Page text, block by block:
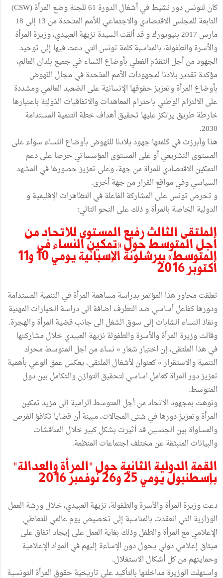
كان لتونس دور نشيط في أشغال الدورة 61 للجنة وضع المرأة (CSW)
التابعة للمجلس الاقتصادي والاجتماعي للأمم المتحدة من 13 إلى 18
مارس 2017 بنيويورك و قد ألقت السيدة نزيهة العبيدي، وزيرة المرأة
والأسرة والطفولة، بالمناسبة كلمة تونس التي دعت فيها إلى توحيد
الجهود من أجل التقدّم الفعلي بأوضاع النّساء في جميع بلدان العالم،
مؤكدة تقدير بلادنا لمجهودات الأمم المتّحدة في مجال النّهوض
بأوضاع المرأة وتعزيز حقوقها الإنسانيّة على الصّعيد العالمي ومشددة
على الالتزام الوطني باحترام المعاهدات والاتفاقيات الدّوليّة باعتبارها
خارطة طريق يرتكز عليها تحقيق أهداف خطة التنمية المستدامة
2030.
هذا وأبرزت في كلمتها جهود بلادنا للنّهوض بأوضاع النّساء سواء على
المستوى التشريعي أو على المستوى المؤسساتي حرصا على دعم
التمكين الاقتصادي للمرأة من جهة، وعلى تعزيز حصورها في المشهد
السياسي وفي مواقع القرار من جهة أخرى.
و تحرص تونس على المشاركة الفاعلة في التظاهرات الإقليمية و
الدولية الخاصة بالمرأة و ذلك على النحو التالي:
الملتقى الثالث رفيع المستوى للاتحاد من
أجل المتوسط حول »تمكين النساء في
المتوسط« ببرشلونة الإسبانية يومي 10 و11
أكتوبر 2016
تعلقت محاور هذا المؤتمر بدراسة مساهمة المرأة في التنمية المستدامة
ودورها كفاعل أساسي ضد التطرف اضافة الى دراسة الخيارات المهنية
ونفاذ النساء الشابات إلى سوق الشغل الى جانب قضية المرأة والهجرة.
وقالت وزيرة المرأة والأسرة والطفولة نزيهة العبيدي خلال مشاركتها
في هذا الملتقى، إن اختيار شعار « نساء من اجل المتوسط محرك
التنمية والاستقرار » كعنوان لأشغال الملتقى، يعكس عمق الوعي بأهمية
تعزيز دور المراة كعامل اساسي لتحقيق التوازن والتكامل بين دول
المتوسط.
ونوهت بمجهود الاتحاد من أجل المتوسط الرامية إلى مزيد تمكين
المرأة وتعزيز دورها في شتى المجالات، مبينة أن قضايا تكافؤ الفرص
والمساواة بين الجنسين قد أثيرت بشكل كبير خلال المناقشات
والبيانات المنبثقة عن مختلف اجتماعات المنظمة.
القمة الدولية الثانية حول "المرأة والعدالة"
بإسطنبول يومي 25 و26 نوفمبر 2016
دعت وزيرة المرأة والأسرة والطفولة، نزيهة العبيدي، خلال ورشة العمل
الوزارية التي انعقدت بالمناسبة إلى تخصيص يوم عالمي للتعاطي
الإعلامي مع المرأة والطفل وذلك بغاية العمل على إيجاد اتفاق على
ميثاق إعلامي دولي يحول دون الإساءة إليهم في المواد الإعلامية
وحمايتهم من كل أشكال الاستغلال.
واستهلت الوزيرة مداخلتها بالتأكيد على تاريخية حقوق المرأة التونسية